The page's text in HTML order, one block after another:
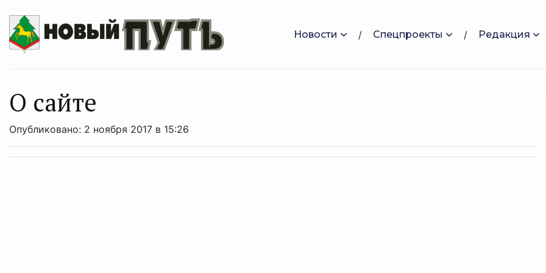
Новости Спецпроекты Редакция
О сайте
Опубликовано: 2 ноября 2017 в 15:26